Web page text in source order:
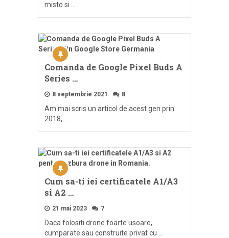
misto si …
Comanda de Google Pixel Buds A
Series …
8 septembrie 2021 8
Am mai scris un articol de acest gen prin
2018, …
Cum sa-ti iei certificatele A1/A3
si A2 …
21 mai 2023 7
Daca folositi drone foarte usoare,
cumparate sau construite privat cu …